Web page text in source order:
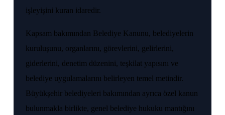
işleyişini kuran idaredir.
Kapsam bakımından Belediye Kanunu, belediyelerin
kuruluşunu, organlarını, görevlerini, gelirlerini,
giderlerini, denetim düzenini, teşkilat yapısını ve
belediye uygulamalarını belirleyen temel metindir.
Büyükşehir belediyeleri bakımından ayrıca özel kanun
bulunmakla birlikte, genel belediye hukuku mantığını